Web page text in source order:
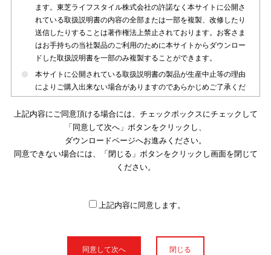
ます。東芝ライフスタイル株式会社の許諾なく本サイトに公開さ
れている取扱説明書の内容の全部または一部を複製、改修したり
送信したりすることは著作権法上禁止されております。お客さま
はお手持ちの当社製品のご利用のために本サイトからダウンロー
ドした取扱説明書を一部のみ複製することができます。
本サイトに公開されている取扱説明書の製品が生産中止等の理由
によりご購入出来ない場合がありますのであらかじめご了承くだ
本サイトに公開されている取扱説明書は、製品が発売された時点
のものを掲載しております。従いまして本サイトに掲載されてい
る取扱説明書の記載内容とお客さまがお持ちの製品の仕様がその
後のマイナーチェンジ等で変更になる場合がございます。本サイ
トに公開されている取扱説明書の内容とお手持ちの製品の仕様に
使用上のご注意や安全上のご注意、また測定基準や数値等は取扱
上記内容にご同意頂ける場合には、チェックボックスにチェックして
「同意して次へ」ボタンをクリックし、
ダウンロードページへお進みください。
同意できない場合には、「閉じる」ボタンをクリックし画面を閉じて
ください。
上記内容に同意します。
閉じる